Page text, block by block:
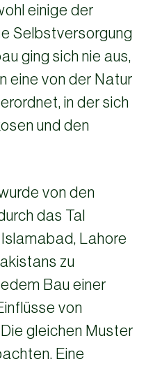
einige der
Selbstversorgung
ging sich nie aus,
eine von der Natur
in der sich
und den
von den
das Tal
Lahore
zu
Bau einer
von
gleichen Muster
Eine